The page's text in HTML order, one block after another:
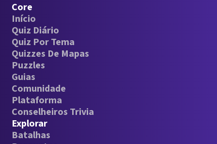
Core
Início
Quiz Diário
Quiz Por Tema
Quizzes De Mapas
Puzzles
Guias
Comunidade
Plataforma
Conselheiros Trivia
Explorar
Batalhas